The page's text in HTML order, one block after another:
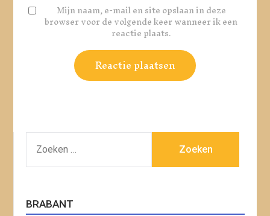
Mijn naam, e-mail en site opslaan in deze
browser voor de volgende keer wanneer ik een
reactie plaats.
NAAR:
BRABANT